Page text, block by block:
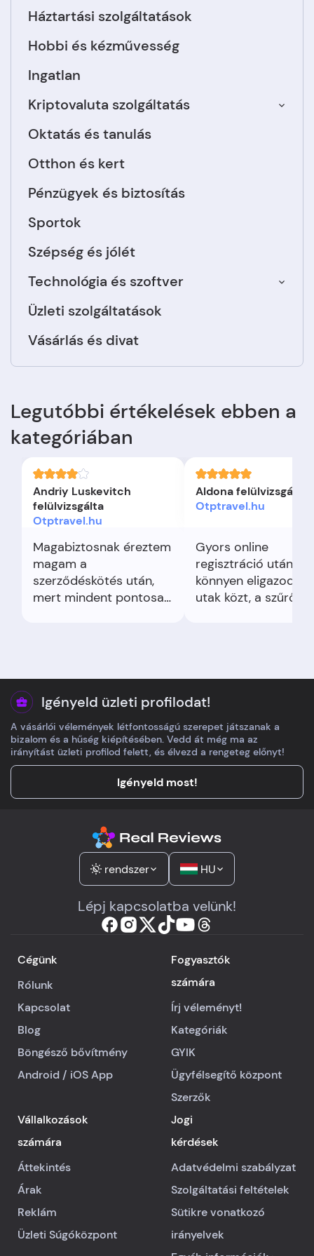
Háztartási szolgáltatások
Hobbi és kézművesség
Ingatlan
Kriptovaluta szolgáltatás
Oktatás és tanulás
Otthon és kert
Pénzügyek és biztosítás
Sportok
Szépség és jólét
Technológia és szoftver
Üzleti szolgáltatások
Vásárlás és divat
Legutóbbi értékelések ebben a
kategóriában
Andriy Luskevitch
felülvizsgálta
Otptravel.hu
Magabiztosnak éreztem
magam a
szerződéskötés után,
mert mindent pontosan
belőle stressz.
Aldona felülvizsgálta
Otptravel.hu
Gyors online
regisztráció után
könnyen
utak közt, a szűrők
visszaigazolás
felülírhatja a
előre tudni. Egy
tanulópont volt
szezonfüggő árak
gyorsan változnak.
Telefonon kedvesen
biztosítási
az airport pult
kényelmes tartalék.
Igényeld üzleti profilodat!
A vásárlói vélemények létfontosságú szerepet játszanak a
bizalom és a hűség kiépítésében. Vedd át még ma az
irányítást üzleti profilod felett, és élvezd a rengeteg előnyt!
Igényeld most!
rendszer HU
Lépj kapcsolatba velünk!
Cégünk
Rólunk
Kapcsolat
Blog
Böngésző bővítmény
Android/ iOSApp
Fogyasztók
számára
Írj véleményt!
Kategóriák
GYIK
Ügyfélsegítő központ
Szerzők
Vállalkozások
számára
Áttekintés
Árak
Reklám
Üzleti Súgóközpont
Jogi
kérdések
Adatvédelmi szabályzat
Szolgáltatási feltételek
Sütikre vonatkozó
irányelvek